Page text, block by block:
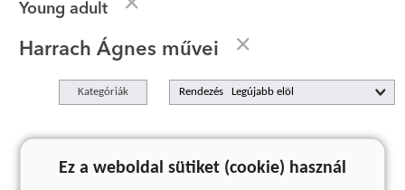
Young adult
Harrach Ágnes művei
Kategóriák Rendezés
A keresett kifejezésre nincs találat
Ez a weboldal sütiket (cookie) használ